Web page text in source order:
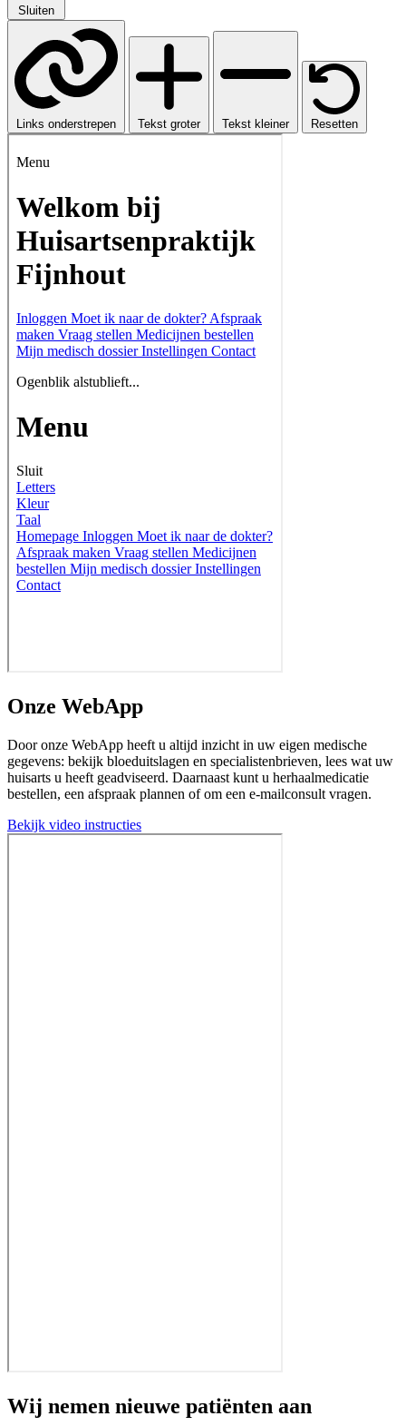
Sluiten
Links onderstrepen Tekst groter Tekst kleiner Resetten
Onze WebApp
Door onze WebApp heeft u altijd inzicht in uw eigen medische
gegevens: bekijk bloeduitslagen en specialistenbrieven, lees wat uw
huisarts u heeft geadviseerd. Daarnaast kunt u herhaalmedicatie
bestellen, een afspraak plannen of om een e-mailconsult vragen.
Bekijk video instructies
Wij nemen nieuwe patiënten aan